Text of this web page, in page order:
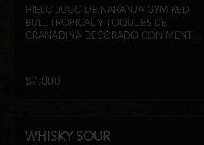
HIELO JUGO DE NARANJA GYM RED
BULL TROPICAL Y TOQUUES DE
GRANADINA DECORADO CON MENTA
$7.000
WHISKY SOUR